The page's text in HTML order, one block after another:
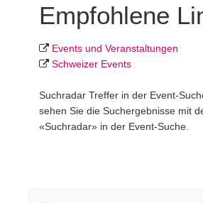
Empfohlene
Events und Veranstaltungen
Schweizer Events
Suchradar Treffer in der Event-
sehen Sie die Suchergebnisse mit
«Suchradar» in der Event-Suche.